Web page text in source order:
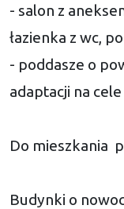
- salon z
łazienka z wc,
- poddasze o
adaptacji na
Do mieszkania
Budynki o